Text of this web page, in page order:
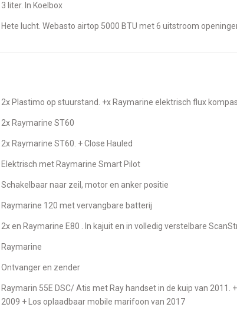
3 liter. In Koelbox
hete lucht. Webasto airtop 5000 BTU met 6 uitstroom
2x Plastimo op stuurstand. +x Raymarine elektrisch flux kompas
2x Raymarine ST60
2x Raymarine ST60. + Close Hauled
Elektrisch met Raymarine Smart Pilot
Schakelbaar naar zeil, motor en anker positie
Raymarine 120 met vervangbare batterij
2x en Raymarine E80 . In kajuit en in volledig verstelbare
Raymarine
Ontvanger en zender
Raymarin 55E DSC/ Atis met Ray handset in de kuip van 2011. + Lowrance LVR 250E DSC/ Atis van
2009 + Los oplaadbaar mobile marifoon van 2017